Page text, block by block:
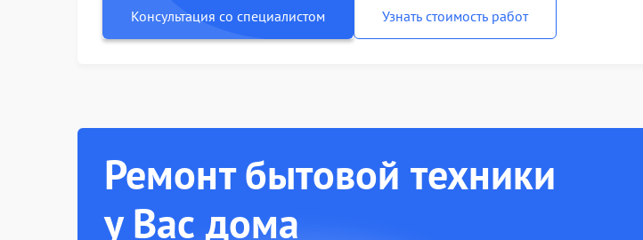
Консультация со специалистом Узнать стоимость работ
Ремонт бытовой техники
у Вас дома